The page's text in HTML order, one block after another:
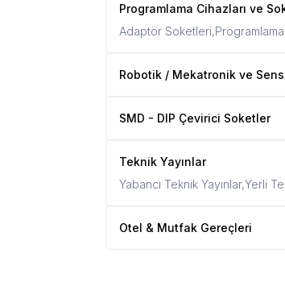
Programlama Cihazları ve
Adaptör Soketleri,
Robotik / Mekatronik ve
SMD - DIP Çevirici Soketler
Teknik Yayınlar
Yabancı Teknik Yayınlar,Yerli
Otel & Mutfak Gereçleri